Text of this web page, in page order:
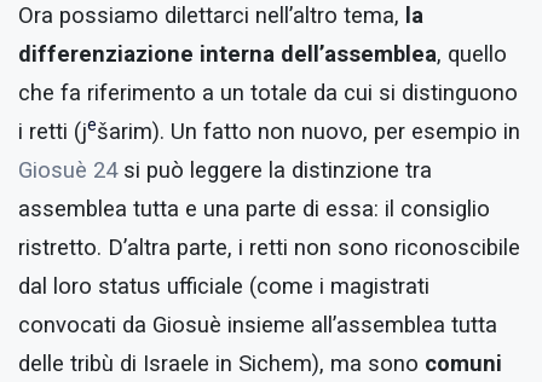
Ora possiamo dilettarci nell’altro tema, la
differenziazione interna dell’assemblea, quello
che fa riferimento a un totale da cui si distinguono
i retti (ješarim). Un fatto non nuovo, per esempio in
Giosuè 24 si può leggere la distinzione tra
assemblea tutta e una parte di essa: il consiglio
ristretto. D’altra parte, i retti non sono riconoscibile
dal loro status ufficiale (come i magistrati
convocati da Giosuè insieme all’assemblea tutta
delle tribù di Israele in Sichem), ma sono comuni